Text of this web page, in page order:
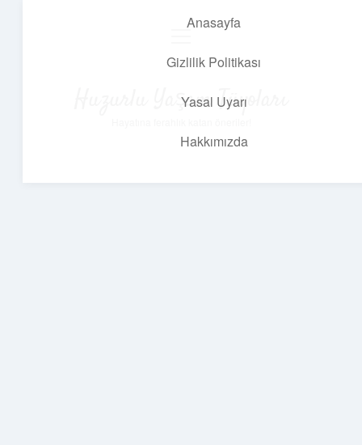
Anasayfa
Gizlilik Politikası
Yasal Uyarı
Hakkımızda
Huzurlu Yaşam Tüyoları